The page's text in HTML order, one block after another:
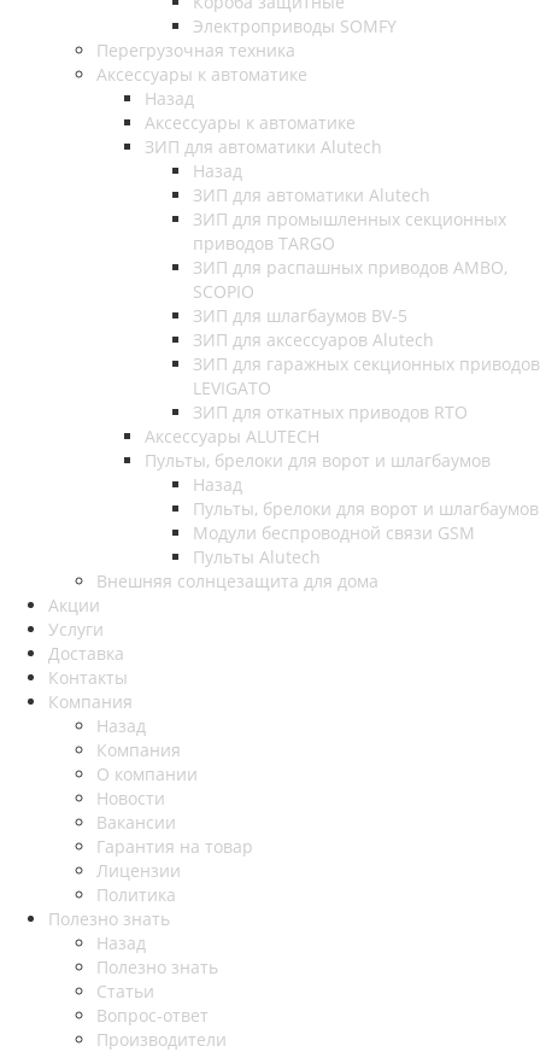
Электроприводы SOMFY
Перегрузочная техника
Аксессуары к автоматике
Назад
Аксессуары к автоматике
ЗИП для автоматики Alutech
Назад
ЗИП для автоматики Alutech
ЗИП для промышленных секционных
приводов TARGO
ЗИП для распашных приводов AMBO,
SCOPIO
ЗИП для шлагбаумов BV-5
ЗИП для аксессуаров Alutech
ЗИП для гаражных секционных приводов
LEVIGATO
ЗИП для откатных приводов RTO
Аксессуары ALUTECH
Пульты, брелоки для ворот и шлагбаумов
Назад
Пульты, брелоки для ворот и шлагбаумов
Модули беспроводной связи GSM
Пульты Alutech
Внешняя солнцезащита для дома
Акции
Услуги
Доставка
Контакты
Компания
Назад
Компания
О компании
Новости
Вакансии
Гарантия на товар
Лицензии
Политика
Полезно знать
Назад
Полезно знать
Статьи
Вопрос-ответ
Производители